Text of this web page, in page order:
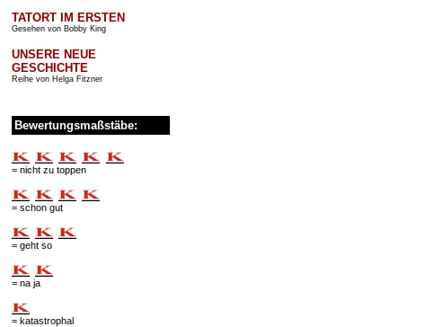
TATORT IM ERSTEN
Gesehen von Bobby King
UNSERE NEUE
GESCHICHTE
Reihe von Helga Fitzner
Bewertungsmaßstäbe:
= nicht zu toppen
= schon gut
= geht so
= na ja
= katastrophal